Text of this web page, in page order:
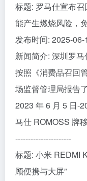
标题: 罗马仕宣布
能产生燃烧风险，
发布时间: 2025-
新闻简介: 深圳罗
按照《消费品召回
场监督管理局报告
2023 年 6 月 5 日-
马仕 ROMOSS 牌
----------------------
标题: 小米 REDMI
顾便携与大屏”